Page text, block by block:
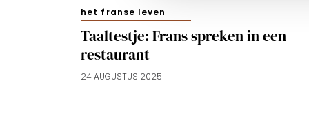
gepersonaliseerde
voorkeuren beheren via
het franse leven
Taaltestje: Frans spreken in een
restaurant
24 AUGUSTUS 2025